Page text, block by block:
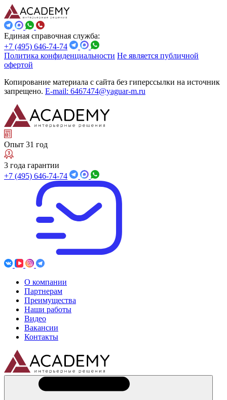
Единая справочная служба:
+7 (495) 646-74-74
Политика конфиденциальности Не является публичной
офертой
Копирование материала с сайта без гиперссылки на источник
запрещено. E-mail: 6467474@yaguar-m.ru
Опыт 31 год
3 года гарантии
+7 (495) 646-74-74
О компании
Партнерам
Преимущества
Наши работы
Видео
Вакансии
Контакты